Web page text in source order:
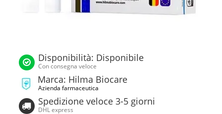
Disponibilità: Disponibile
Con consegna veloce
Marca: Hilma Biocare
Azienda farmaceutica
Spedizione veloce 3-5 giorni
DHL express